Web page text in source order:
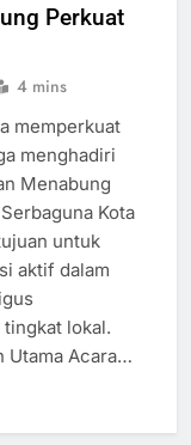
Perkuat
4 mins
memperkuat
menghadiri
Menabung
Kota
untuk
aktif dalam
lokal.
Utama Acara…